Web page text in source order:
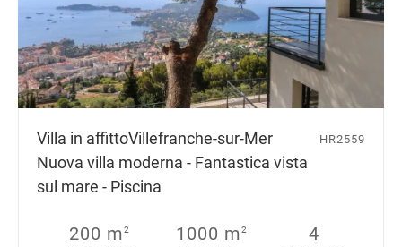
Villa in affittoVillefranche-sur-Mer
Nuova villa moderna - Fantastica vista
sul mare - Piscina
HR2559
200 m2 1000 m2 4